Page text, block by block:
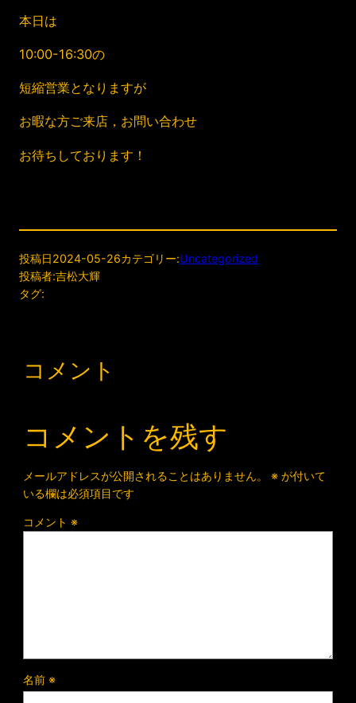
本日は
10:00-16:30の
短縮営業となりますが
お暇な方ご来店，お問い合わせ
お待ちしております！
投稿日2024-05-26カテゴリー:Uncategorized
投稿者:吉松大輝
タグ:
コメント
コメントを残す
メールアドレスが公開されることはありません。 ※が付いて
いる欄は必須項目です
コメント ※
名前 ※